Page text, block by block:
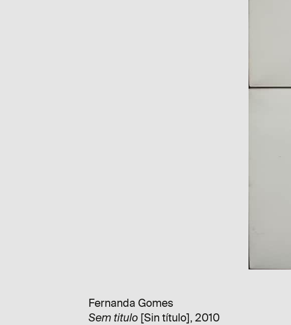
Fernanda Gomes
Sem titulo[Sin título], 2010